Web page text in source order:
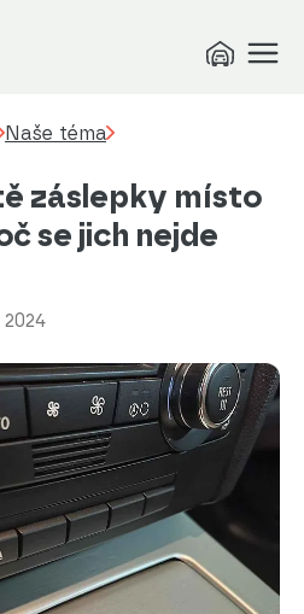
Naše téma
záslepky místo
se jich nejde
2024